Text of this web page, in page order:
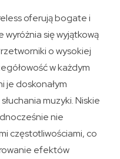
oferują bogate i
się wyjątkową
o wysokiej
w każdym
je doskonałym
muzyki. Niskie
nie
częstotliwościami, co
efektów